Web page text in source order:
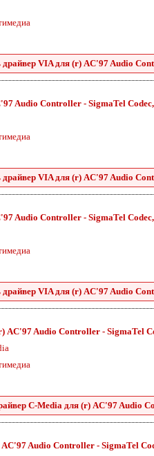
драйвер VIA для (r) AC'97 Audio
Audio Controller - SigmaTel
драйвер VIA для (r) AC'97 Audio
Audio Controller - SigmaTel
драйвер VIA для (r) AC'97 Audio
AC'97 Audio Controller - SigmaTel
C-Media для (r) AC'97 Audio
Audio Controller - SigmaTel